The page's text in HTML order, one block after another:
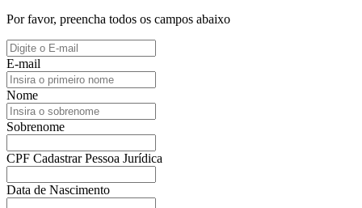
Por favor, preencha todos os campos abaixo
E-mail
Nome
Sobrenome
CPF Cadastrar Pessoa Jurídica
Data de Nascimento